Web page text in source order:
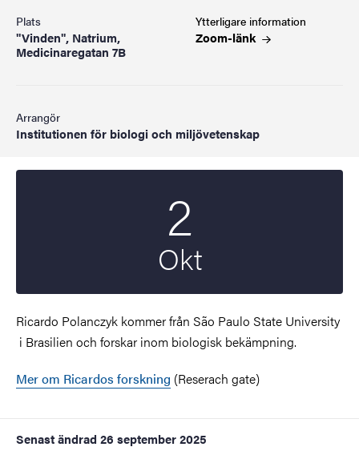
Plats
"Vinden", Natrium,
Medicinaregatan 7B
Ytterligare information
Zoom-länk
Arrangör
Institutionen för biologi och miljövetenskap
2
Okt
Ricardo Polanczyk kommer från São Paulo State University
i Brasilien och forskar inom biologisk bekämpning.
Mer om Ricardos forskning (Reserach gate)
Senast ändrad 26 september 2025